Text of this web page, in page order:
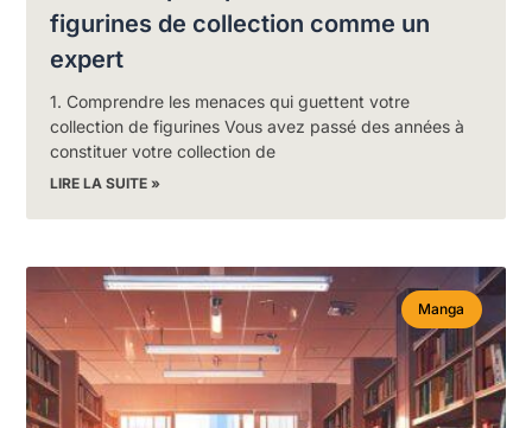
figurines de collection comme un
expert
1. Comprendre les menaces qui guettent votre
collection de figurines Vous avez passé des années à
constituer votre collection de
LIRE LA SUITE »
Manga